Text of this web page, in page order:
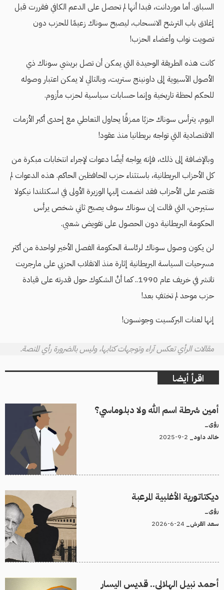
السباق. أما موردانت، فبدا أنها لم تحصل على الدعم الكافي فقررت قبل
إغلاق باب الترشح الانسحاب، ليصبح سوناك زعيمًا للحزب دون
تصويت نواب وأعضاء الحزب!
كانت هذه الطريقة الوحيدة التي يمكن أن تصل بريشي سوناك ذي
الأصول الآسيوية إلى داونينج ستريت، وبالتالي لا يمكن اعتبار وصوله
للحكم لحظة تاريخية وإنما حسابات سياسية لحزب مأزوم.
اليوم، يترأس سوناك حزبًا ممزقًا يحاول التعاطي مع إحدى أكبر الأزمات
الاقتصادية التي تواجه بريطانيا منذ عقود!
وبالإضافة إلى ذلك، فإنه يواجه أيضًا دعوات لإجراء انتخابات مبكرة من
كل الأحزاب البريطانية، باستثناء حزب المحافظين الحاكم. هذه الدعوات لم
تقتصر على الأحزاب فقد انضمت إليها الوزيرة الأولى في اسكتلندا نيكولا
ستيرجن، التي قالت إن سوناك سوف يصبح ثاني شخص يرأس
الحكومة البريطانية دون الحصول على تفويض شعبي.
لن يكون وصول سوناك لرئاسة الحكومة الفصل الأخير لواحدة من أكثر
مسرحيات السياسة البريطانية إثارة منذ الانقلاب الحزبي على مارجريت
تاتشر في خريف عام 1990.. كما أنَّ الشكوك حول قدرته على قيادة
حزب موحد لم تختفِ بعد!
إنها لعنات البركسيت وجونسون!
مقالات الرأي تعكس آراء وتوجهات كتابها، وليس بالضرورة رأي المنصة.
اقرأ أيضا
أمين شرطة اسم الله ولا دبلوماسي؟
رؤى_
خالد داود_
ديكتاتورية الأغلبية المرعبة
رؤى_
سعد القرش_
أحمد نبيل الهلالي.. قديس اليسار